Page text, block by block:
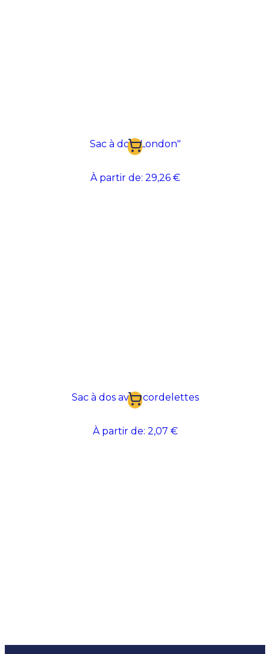
Sac à dos "London"
À partir de: 29,26 €
Sac à dos avec cordelettes
À partir de: 2,07 €